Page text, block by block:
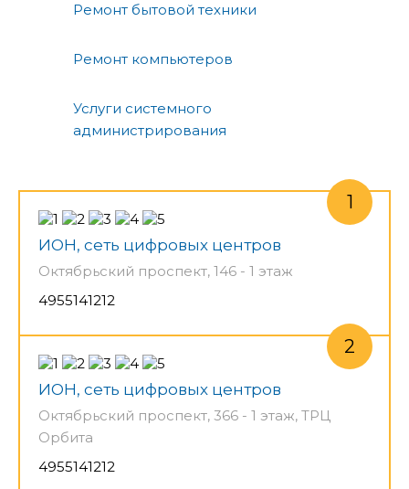
Ремонт бытовой техники
Ремонт компьютеров
Услуги системного
администрирования
ИОН, сеть цифровых центров
Октябрьский проспект, 146 - 1 этаж
4955141212
ИОН, сеть цифровых центров
Октябрьский проспект, 366 - 1 этаж, ТРЦ
Орбита
4955141212